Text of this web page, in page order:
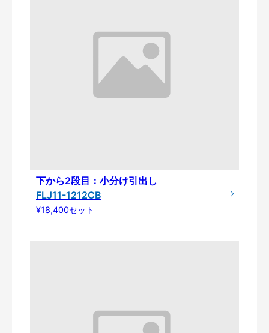
下から2段目：小分け引出し
FLJ11-1212CB
¥18,400セット